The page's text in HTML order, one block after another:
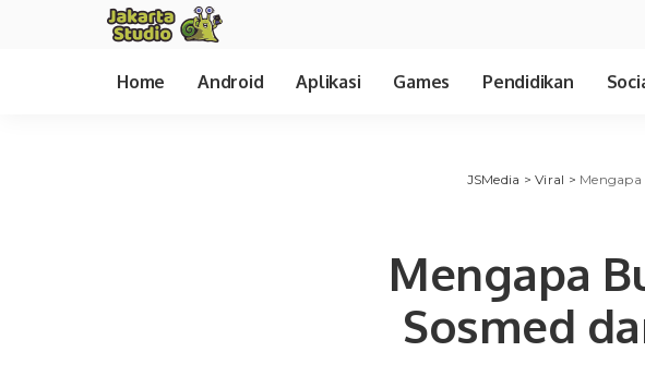
Home Android Aplikasi Games Pendidikan
JSMedia >Viral >
Mengapa
Sosmed